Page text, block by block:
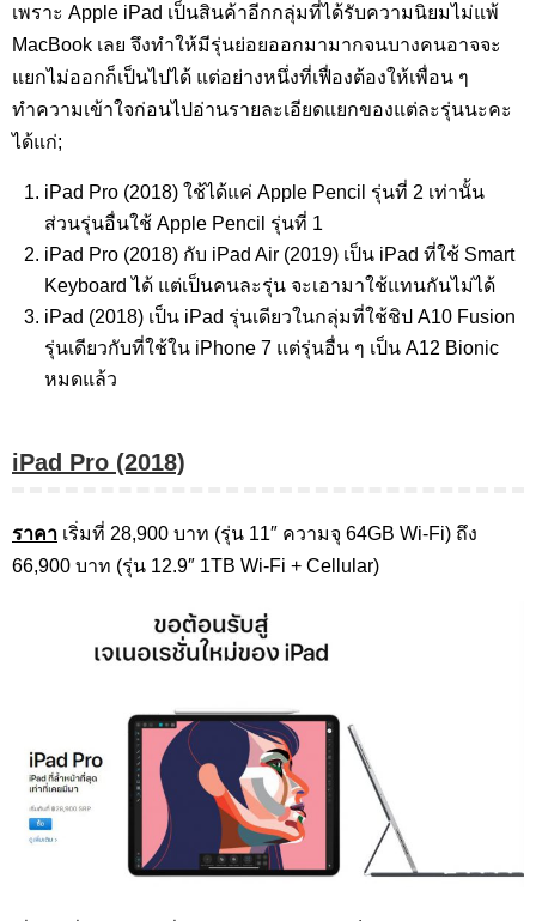
เพราะ Apple iPad เป็นสินค้าอีกกลุ่มที่ได้รับความนิยมไม่แพ้
MacBook เลย จึงทำให้มีรุ่นย่อยออกมามากจนบางคนอาจจะ
แยกไม่ออกก็เป็นไปได้ แต่อย่างหนึ่งที่เฟื่องต้องให้เพื่อน ๆ
ทำความเข้าใจก่อนไปอ่านรายละเอียดแยกของแต่ละรุ่นนะคะ
ได้แก่;
iPad Pro (2018) ใช้ได้แค่ Apple Pencil รุ่นที่ 2 เท่านั้น
ส่วนรุ่นอื่นใช้ Apple Pencil รุ่นที่ 1
iPad Pro (2018) กับ iPad Air (2019) เป็น iPad ที่ใช้ Smart
Keyboard ได้ แต่เป็นคนละรุ่น จะเอามาใช้แทนกันไม่ได้
iPad (2018) เป็น iPad รุ่นเดียวในกลุ่มที่ใช้ชิป A10 Fusion
รุ่นเดียวกับที่ใช้ใน iPhone 7 แต่รุ่นอื่น ๆ เป็น A12 Bionic
หมดแล้ว
iPad Pro (2018)
ราคา เริ่มที่ 28,900 บาท (รุ่น 11″ ความจุ 64GB Wi-Fi) ถึง
66,900 บาท (รุ่น 12.9″ 1TB Wi-Fi + Cellular)